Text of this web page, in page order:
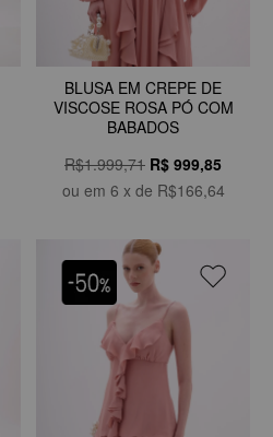
BLUSA EM CREPE DE
VISCOSE ROSA PÓ COM
BABADOS
R$1.999,71 R$ 999,85
ou em 6 x de R$166,64